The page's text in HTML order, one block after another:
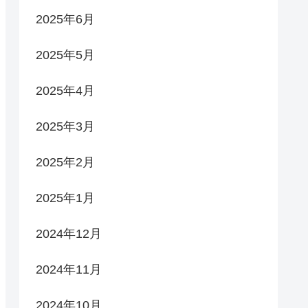
2025年6月
2025年5月
2025年4月
2025年3月
2025年2月
2025年1月
2024年12月
2024年11月
2024年10月